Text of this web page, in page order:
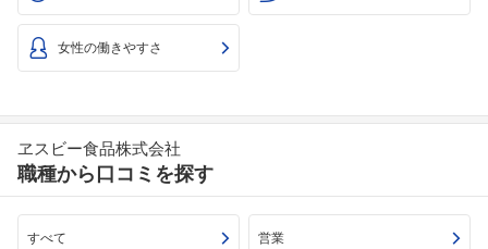
女性の働きやすさ
ヱスビー食品株式会社
職種から口コミを探す
すべて 営業